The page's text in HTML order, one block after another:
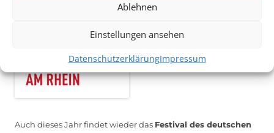
Ablehnen
Einstellungen ansehen
DatenschutzerklärungImpressum
Auch dieses Jahr findet wieder das Festival des deutschen